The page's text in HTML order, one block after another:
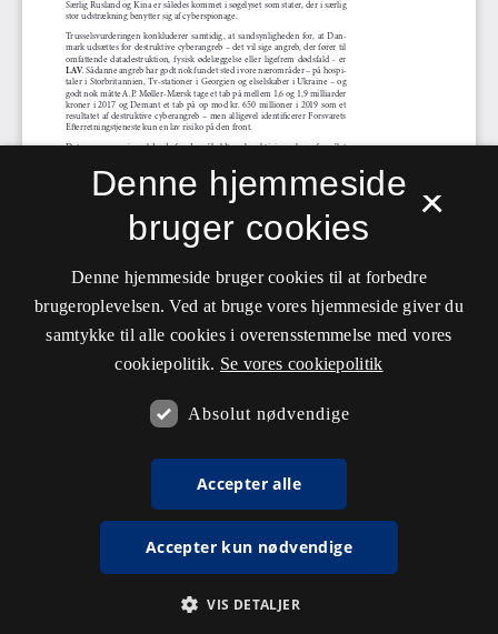
×
Denne hjemmeside
bruger cookies
Denne hjemmeside bruger cookies til at forbedre
brugeroplevelsen. Ved at bruge vores hjemmeside giver du
samtykke til alle cookies i overensstemmelse med vores
cookiepolitik. Se vores cookiepolitik
Absolut nødvendige
Accepter alle
Accepter kun nødvendige
VIS DETALJER